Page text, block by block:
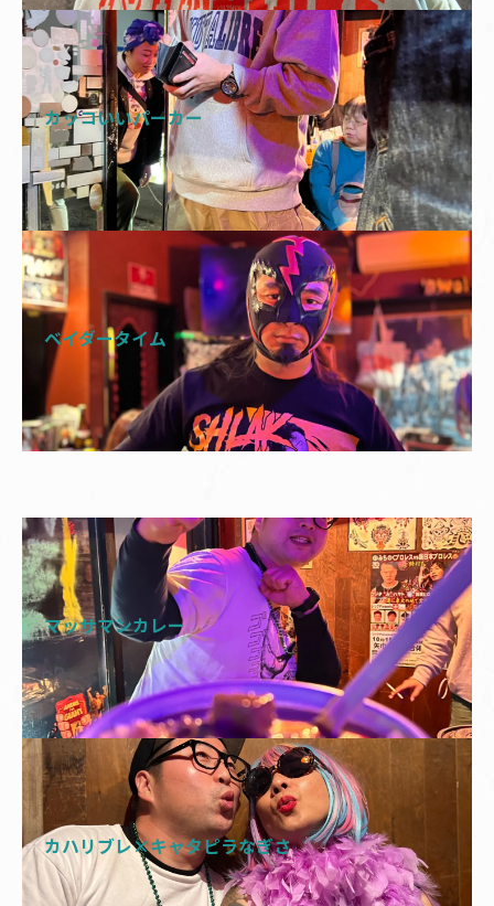
カッコいいパーカー
ベイダータイム
マッサマンカレー
カハリブレ×キャタピラなぎさ